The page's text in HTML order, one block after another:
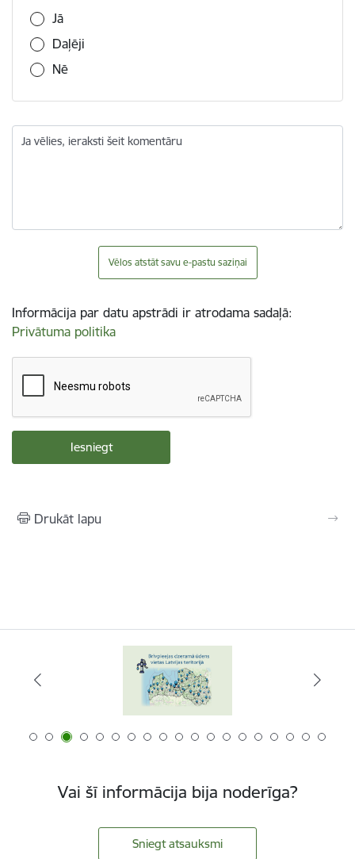
Jā
Daļēji
Nē
Ja vēlies, ieraksti šeit komentāru
Vēlos atstāt savu e-pastu saziņai
Informācija par datu apstrādi ir atrodama sadaļā:
Privātuma politika
Drukāt lapu
Vai šī informācija bija noderīga?
Sniegt atsauksmi